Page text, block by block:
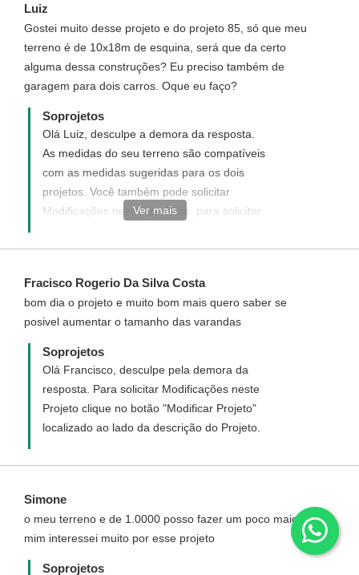
no menu "Pesquisa de Projetos de Casas",
localizado na pagina inicial do nosso site.
Caso tenha interesse em um dos nosso
"Projetos Prontos", clique no botão
"Comprar". Além disso você pode solicitar
os opcionais: projeto elétrico, hidrosanitário,
doc. da CAIXA, CREA (ART), e orçamento
quantitativo de materiais, veja no Menu
Opcionais ao lado da descrição do projeto.
Luiz
Gostei muito desse projeto e do projeto 85, só que meu
terreno é de 10x18m de esquina, será que da certo
alguma dessa construções? Eu preciso também de
garagem para dois carros. Oque eu faço?
Soprojetos
Olá Luiz, desculpe a demora da resposta.
As medidas do seu terreno são compatíveis
com as medidas sugeridas para os dois
projetos. Você também pode solicitar
Modificações nestes projetos, para solicitar
localizado ao lado da descrição do projeto.
R$ 10,00/m² (projeto inteiro), divididos em
duas parcelas: a primeira R$ 800,00 na
solicitação da modificação do projeto e a
segunda após a definição/aprovação do
projeto inicial (planta baixa mobiliada) que
será o valor restante necessário para
pagamento (R$ 10,00 / m² com o desconto
da primeira parcela). A área a ser
Ver mais
Fracisco Rogerio Da Silva Costa
bom dia o projeto e muito bom mais quero saber se
posivel aumentar o tamanho das varandas
Soprojetos
Olá Francisco, desculpe pela demora da
resposta. Para solicitar Modificações neste
Projeto clique no botão "Modificar Projeto"
localizado ao lado da descrição do Projeto.
Simone
o meu terreno e de 1.0000 posso fazer um poco maior
mim interessei muito por esse projeto
Soprojetos